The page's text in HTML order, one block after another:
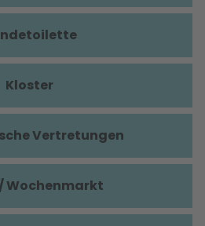
Kloster
Vertretungen
Wochenmarkt